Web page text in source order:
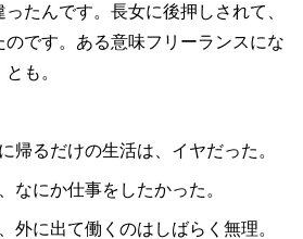
たんです。長女に後押しされて、
です。ある意味フリーランスにな
も。
帰るだけの生活は、イヤだった。
なにか仕事をしたかった。
外に出て働くのはしばらく無理。